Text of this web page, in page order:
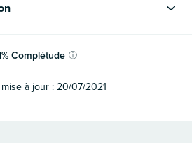
% Complétude ⓘ
à jour : 20/07/2021